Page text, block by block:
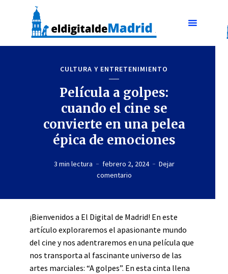
CULTURA Y ENTRETENIMIENTO
Película a golpes:
cuando el cine se
convierte en una pelea
épica de emociones
3 min lectura febrero 2, 2024
Dejar
comentario
¡Bienvenidos a El Digital de Madrid! En este
artículo exploraremos el apasionante mundo
del cine y nos adentraremos en una película que
nos transporta al fascinante universo de las
artes marciales: “A golpes”. En esta cinta llena